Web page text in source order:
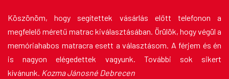
Köszönöm, hogy segítettek vásárlás előtt telefonon a
megfelelő méretű matrac kiválasztásában. Örülök, hogy végül a
memóriahabos matracra esett a választásom. A férjem és én
is nagyon elégedettek vagyunk. További sok sikert
kívánunk. Kozma Jánosné Debrecen